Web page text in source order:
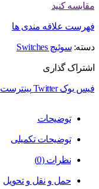
مقایسه کنید
فهرست علاقه مندی ها
دسته: سوئیچ Switches
اشتراک گذاری
فیس بوک Twitter پینترست
توضیحات
توضیحات تکمیلی
نظرات (0)
حمل و نقل و تحویل